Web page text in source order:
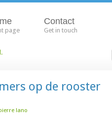
page
Contact
Get in touch
op de rooster
lano